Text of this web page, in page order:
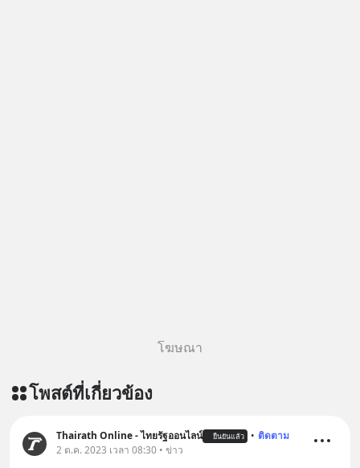
โฆษณา
โพสต์ที่เกี่ยวข้อง
Thairath Online - ไทยรัฐออนไลน์ ยืนยันแล้ว • ติดตาม
2 ต.ค. 2023 เวลา 08:30 • ข่าว